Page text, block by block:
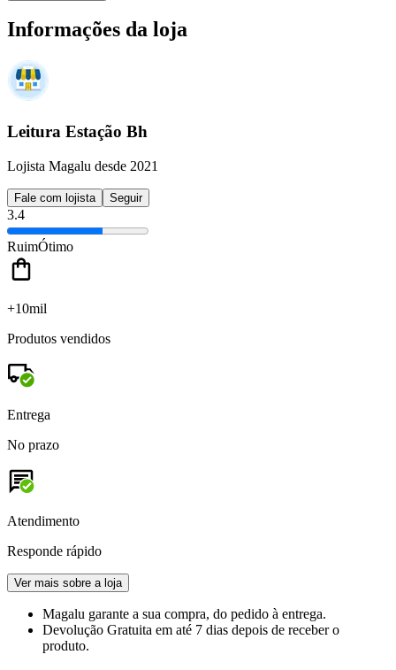
Informações da loja
Leitura Estação Bh
Lojista Magalu desde 2021
Fale com lojista Seguir
3.4
RuimÓtimo
+10mil
Produtos vendidos
Entrega
No prazo
Atendimento
Responde rápido
Ver mais sobre a loja
Magalu garante a sua compra, do pedido à entrega.
Devolução Gratuita em até 7 dias depois de receber o
produto.